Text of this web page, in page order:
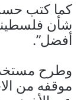
كما كتب حسن
شأن
أفضل”.
وطرح
موقفه من